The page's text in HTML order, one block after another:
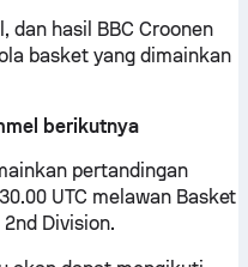
dan hasil BBC Croonen
basket yang dimainkan
berikutnya
pertandingan
UTC melawan Basket
Division.